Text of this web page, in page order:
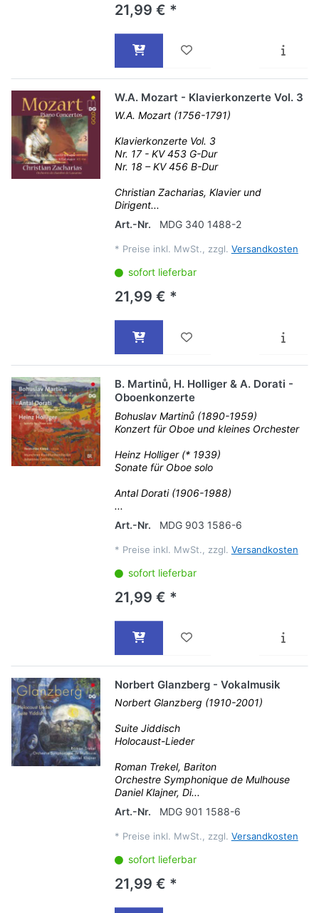
21,99 € *
W.A. Mozart - Klavierkonzerte Vol. 3
W.A. Mozart (1756-1791)
Klavierkonzerte Vol. 3
Nr. 17 - KV 453 G-Dur
Nr. 18 – KV 456 B-Dur
Christian Zacharias, Klavier und
Dirigent...
Art.-Nr.
MDG 340 1488-2
* Preise inkl. MwSt., zzgl. Versandkosten
sofort lieferbar
21,99 € *
B. Martinů, H. Holliger & A. Dorati -
Oboenkonzerte
Bohuslav Martinů (1890-1959)
Konzert für Oboe und kleines Orchester
Heinz Holliger (* 1939)
Sonate für Oboe solo
Antal Dorati (1906-1988)
...
Art.-Nr.
MDG 903 1586-6
* Preise inkl. MwSt., zzgl. Versandkosten
sofort lieferbar
21,99 € *
Norbert Glanzberg - Vokalmusik
Norbert Glanzberg (1910-2001)
Suite Jiddisch
Holocaust-Lieder
Roman Trekel, Bariton
Orchestre Symphonique de Mulhouse
Daniel Klajner, Di...
Art.-Nr.
MDG 901 1588-6
* Preise inkl. MwSt., zzgl. Versandkosten
sofort lieferbar
21,99 € *